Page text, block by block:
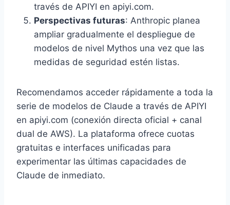
través de APIYI en apiyi.com.
Perspectivas futuras: Anthropic planea
ampliar gradualmente el despliegue de
modelos de nivel Mythos una vez que las
medidas de seguridad estén listas.
Recomendamos acceder rápidamente a toda la
serie de modelos de Claude a través de APIYI
en apiyi.com (conexión directa oficial + canal
dual de AWS). La plataforma ofrece cuotas
gratuitas e interfaces unificadas para
experimentar las últimas capacidades de
Claude de inmediato.